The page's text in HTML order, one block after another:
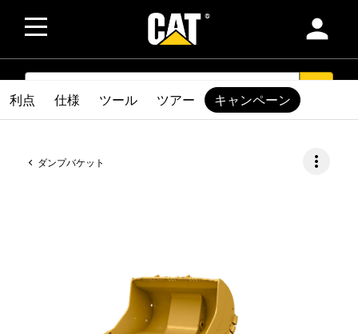
person
SEARCH
ダンプバケット more_vert
利点 仕様 ツール ツアー キャンペーン